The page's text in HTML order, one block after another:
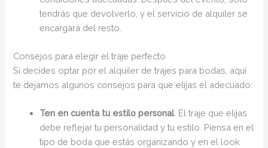
tendrás que devolverlo, y el servicio de alquiler se
encargará del resto.
Consejos para elegir el traje perfecto
Si decides optar por el alquiler de trajes para bodas, aquí
te dejamos algunos consejos para que elijas el adecuado:
Ten en cuenta tu estilo personal: El traje que elijas
debe reflejar tu personalidad y tu estilo. Piensa en el
tipo de boda que estás organizando y en el look